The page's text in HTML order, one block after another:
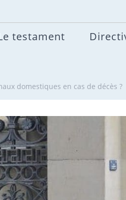
testament
domestiques en cas de décès ?